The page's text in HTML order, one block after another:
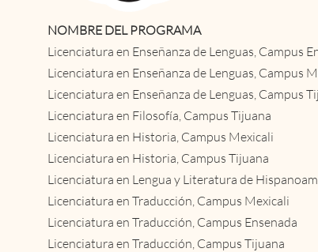
NOMBRE DEL PROGRAMA
Licenciatura en Enseñanza de Lenguas, Campus
Licenciatura en Enseñanza de Lenguas, Campus
Licenciatura en Enseñanza de Lenguas, Campus
Licenciatura en Filosofía, Campus Tijuana
Licenciatura en Historia, Campus Mexicali
Licenciatura en Historia, Campus Tijuana
Licenciatura en Lengua y Literatura de
Licenciatura en Traducción, Campus Mexicali
Licenciatura en Traducción, Campus Ensenada
Licenciatura en Traducción, Campus Tijuana